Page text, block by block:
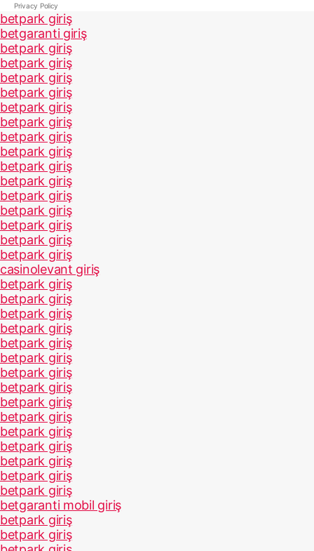
Privacy Policy
betpark giriş
betgaranti giriş
betpark giriş
betpark giriş
betpark giriş
betpark giriş
betpark giriş
betpark giriş
betpark giriş
betpark giriş
betpark giriş
betpark giriş
betpark giriş
betpark giriş
betpark giriş
betpark giriş
betpark giriş
casinolevant giriş
betpark giriş
betpark giriş
betpark giriş
betpark giriş
betpark giriş
betpark giriş
betpark giriş
betpark giriş
betpark giriş
betpark giriş
betpark giriş
betpark giriş
betpark giriş
betpark giriş
betpark giriş
betgaranti mobil giriş
betpark giriş
betpark giriş